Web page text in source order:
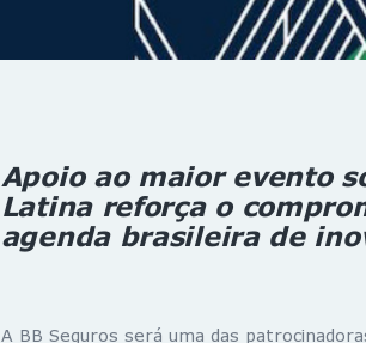
Apoio ao maior evento
Latina reforça o
agenda brasileira de
A BB Seguros será uma das